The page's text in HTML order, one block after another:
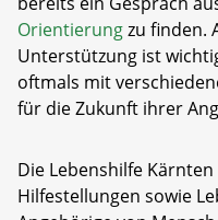
Orientierungzu finden.
Unterstützung ist
oftmals mit
für die Zukunft ihrer
Die Lebenshilfe
Hilfestellungen sowie